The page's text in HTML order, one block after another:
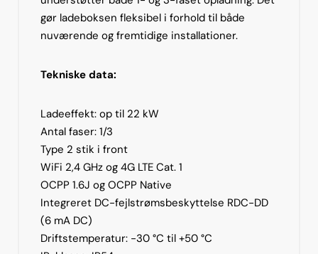
gør ladeboksen fleksibel i forhold til både
nuværende og fremtidige installationer.
Tekniske data:
Ladeeffekt: op til 22 kW
Antal faser: 1/3
Type 2 stik i front
WiFi 2,4 GHz og 4G LTE Cat. 1
OCPP 1.6J og OCPP Native
Integreret DC-fejlstrømsbeskyttelse RDC-DD
(6 mA DC)
Driftstemperatur: -30 °C til +50 °C